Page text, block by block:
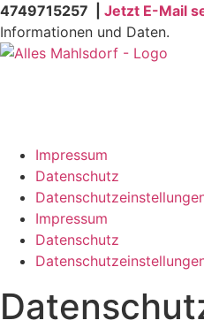
4749715257 | Jetzt E-Mail
Informationen und Daten.
Impressum
Datenschutz
Impressum
Datenschutz